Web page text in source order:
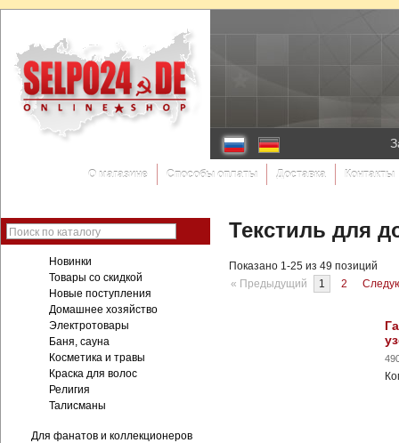
О магазине Способы оплаты Доставка Контакты
Поиск по каталогу
Новинки
Товары со скидкой
Новые поступления
Домашнее хозяйство
Электротовары
Баня, сауна
Косметика и травы
Краска для волос
Религия
Талисманы
Для фанатов и коллекционеров
Текстиль для
Показано 1-25 из 49 позиций
« Предыдущий
1 2